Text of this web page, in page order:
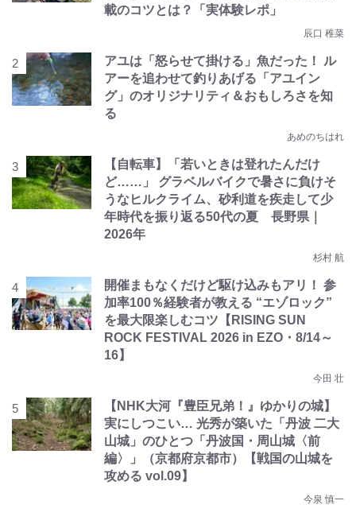
載のコツとは？「実体験レポ」
辰口 稚菜
アユは「怒らせて掛ける」魚だった！ ル
アーを追わせて釣りあげる「アユイン
グ」のオリジナリティ＆おもしろさを知
る
あめのちはれ
【自転車】「若いときは登れたんだけ
ど……」 グラベルバイクで暑さに負けそ
うなヒルクライム、砂利道を疾走して少
年時代を振り返る50代の夏 長野県｜
2026年
杉村 航
開催まもなくだけど駆け込みもアリ！ 参
加率100％経験者が教える “エゾロック”
を最大限楽しむコツ【RISING SUN
ROCK FESTIVAL 2026 in EZO・8/14～
16】
今田 壮
【NHK大河『豊臣兄弟！』ゆかりの城】
実にしつこい… 光秀が築いた「丹波 二大
山城」のひとつ「丹波国・周山城〈前
編〉」（京都府京都市）【戦国の山城を
攻める vol.09】
今泉 慎一